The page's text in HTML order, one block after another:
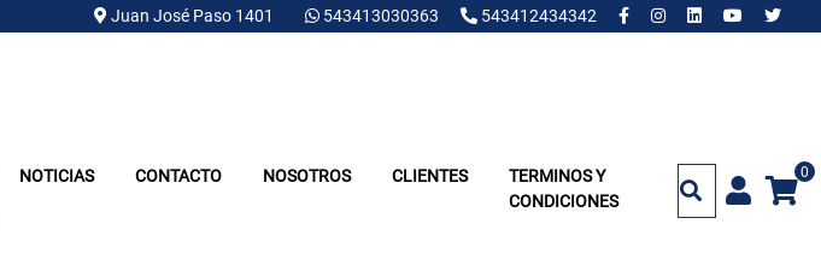
Juan José Paso 1401 543413030363 543412434342
NOTICIAS CONTACTO NOSOTROS CLIENTES
TERMINOS Y
CONDICIONES
0